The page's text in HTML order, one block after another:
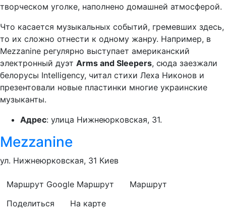
творческом уголке, наполнено домашней атмосферой.
Что касается музыкальных событий, гремевших здесь,
то их сложно отнести к одному жанру. Например, в
Mezzanine регулярно выступает американский
электронный дуэт Arms and Sleepers, сюда заезжали
белорусы Intelligency, читал стихи Леха Никонов и
презентовали новые пластинки многие украинские
музыканты.
Адрес: улица Нижнеюрковская, 31.
Mezzanine
ул. Нижнеюрковская, 31 Киев
Маршрут Google Маршрут
Маршрут
Поделиться
На карте